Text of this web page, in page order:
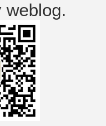
weblog.